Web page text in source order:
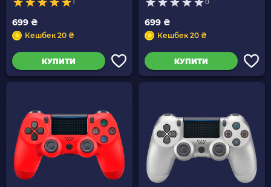
699 ₴
Кешбек 20 ₴
КУПИТИ
0
699 ₴
Кешбек 20 ₴
КУПИТИ